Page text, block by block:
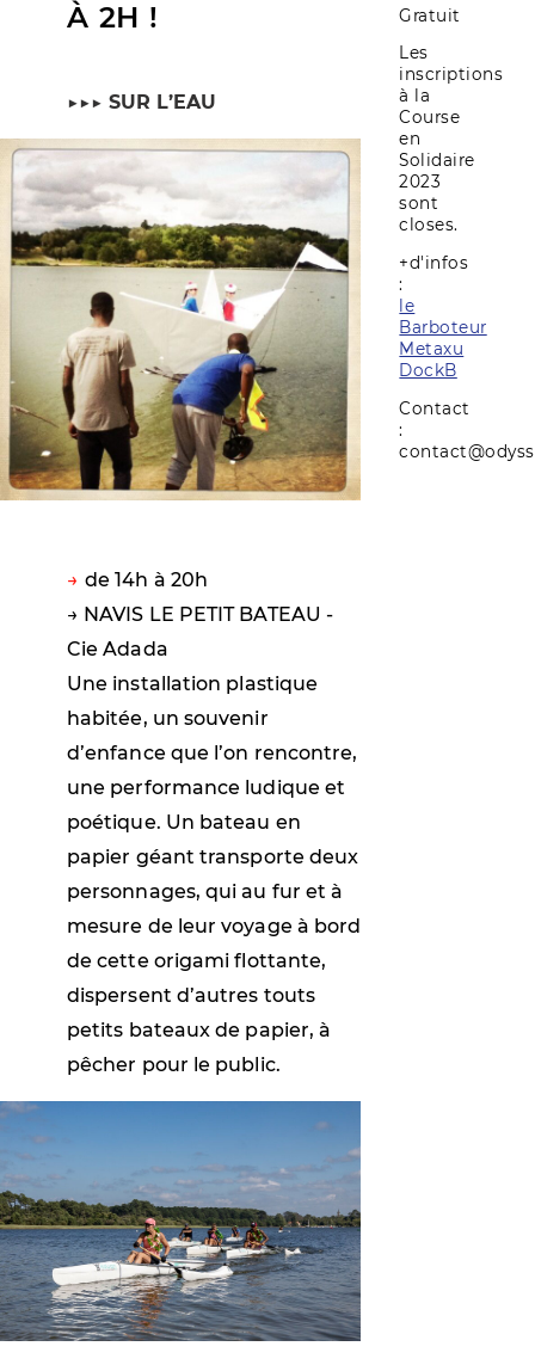
À 2H !
▶▶▶ SUR L’EAU
de 14h à 20h
→ NAVIS LE PETIT BATEAU -
Cie Adada
Une installation plastique
habitée, un souvenir
d’enfance que l’on rencontre,
une performance ludique et
poétique. Un bateau en
papier géant transporte deux
personnages, qui au fur et à
mesure de leur voyage à bord
de cette origami flottante,
dispersent d’autres touts
petits bateaux de papier, à
pêcher pour le public.
Gratuit
Les
inscriptions
à la
Course
en
Solidaire
2023
sont
closes.
+d'infos
:
le
Barboteur
Metaxu
DockB
Contact
: